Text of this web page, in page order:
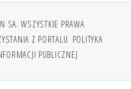
SA. WSZYSTKIE PRAWA
Z PORTALU POLITYKA
PUBLICZNEJ